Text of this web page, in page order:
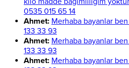
0535 015 65 14
Ahmet: Merhaba bayanlar
133 33 93
Ahmet: Merhaba bayanlar
133 33 93
Ahmet: Merhaba bayanlar